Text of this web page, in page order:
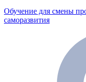
Обучение для смены
саморазвития